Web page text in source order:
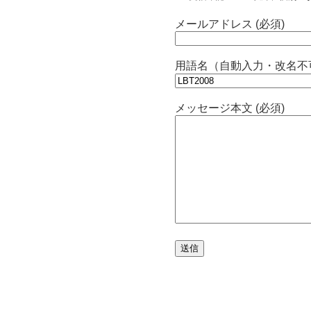
メールアドレス (必須)
用語名（自動入力・改名不
メッセージ本文 (必須)